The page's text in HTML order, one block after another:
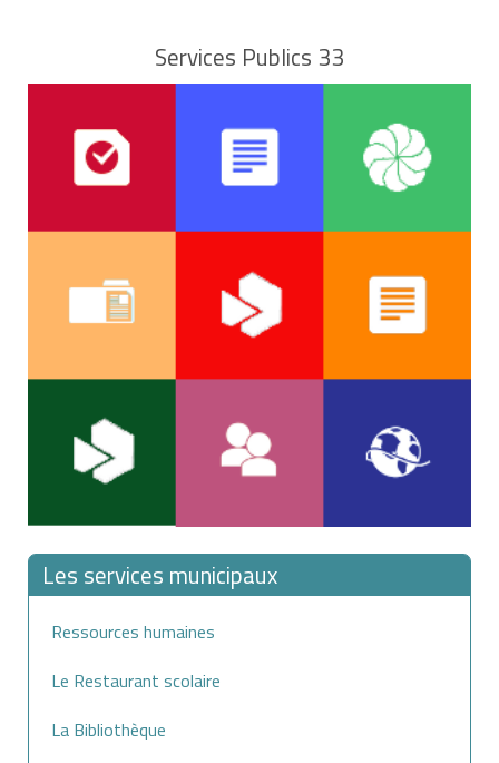
Services Publics 33
Les services municipaux
Ressources humaines
Le Restaurant scolaire
La Bibliothèque